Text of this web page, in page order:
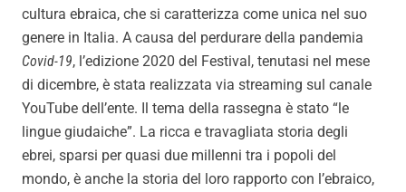
cultura ebraica, che si caratterizza come unica nel suo
genere in Italia. A causa del perdurare della pandemia
Covid-19, l’edizione 2020 del Festival, tenutasi nel mese
di dicembre, è stata realizzata via streaming sul canale
YouTube dell’ente. Il tema della rassegna è stato “le
lingue giudaiche”. La ricca e travagliata storia degli
ebrei, sparsi per quasi due millenni tra i popoli del
mondo, è anche la storia del loro rapporto con l’ebraico,